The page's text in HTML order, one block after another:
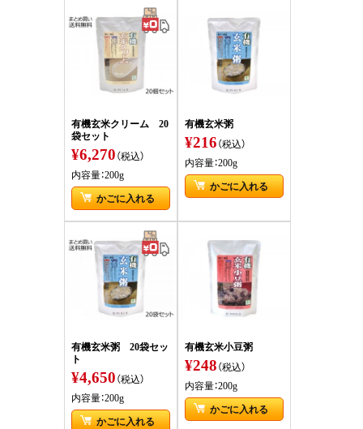
有機玄米クリーム 20
袋セット
¥6,270（税込）
内容量：200g
かごに入れる
有機玄米粥
¥216（税込）
内容量：200g
かごに入れる
有機玄米粥 20袋セッ
ト
¥4,650（税込）
内容量：200g
かごに入れる
有機玄米小豆粥
¥248（税込）
内容量：200g
かごに入れる